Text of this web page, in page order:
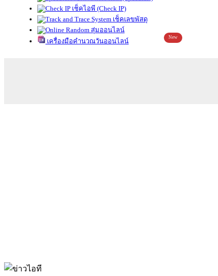
เช็คไอพี (Check IP)
เช็คเลขพัสดุ
สุ่มออนไลน์
เครื่องมือคำนวณวันออนไลน์
New